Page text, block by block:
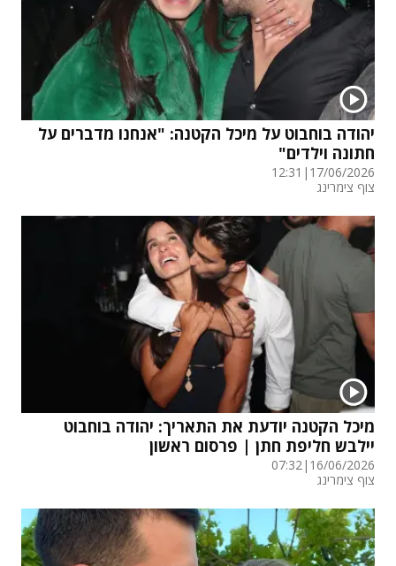
יהודה בוחבוט על מיכל הקטנה: "אנחנו מדברים על
חתונה וילדים"
17/06/2026
|
12:31
צוף צימרינג
מיכל הקטנה יודעת את התאריך: יהודה בוחבוט
יילבש חליפת חתן | פרסום ראשון
16/06/2026
|
07:32
צוף צימרינג